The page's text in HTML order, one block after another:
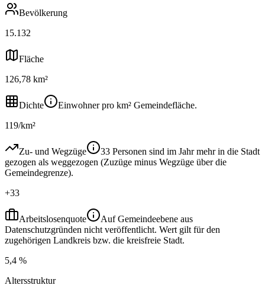
Bevölkerung
15.132
Fläche
126,78 km²
Dichte
Einwohner pro km² Gemeindefläche.
119/km²
Zu- und Wegzüge
33 Personen sind im Jahr mehr in die Stadt
gezogen als weggezogen (Zuzüge minus Wegzüge über die
Gemeindegrenze).
+33
Arbeitslosenquote
Auf Gemeindeebene aus
Datenschutzgründen nicht veröffentlicht. Wert gilt für den
zugehörigen Landkreis bzw. die kreisfreie Stadt.
5,4 %
Altersstruktur